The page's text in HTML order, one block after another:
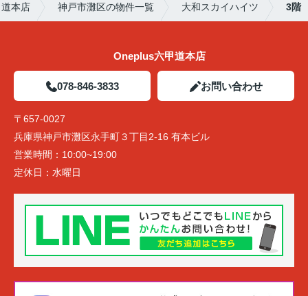
本店 神戸市灘区の物件一覧 大和スカイハイツ 3階
Oneplus六甲道本店
078-846-3833 お問い合わせ
〒657-0027
兵庫県神戸市灘区永手町３丁目2-16 有本ビル
営業時間： 10:00~19:00
定休日： 水曜日